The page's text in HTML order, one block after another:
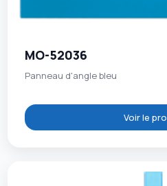
MO-52036
Panneau d'angle bleu
Voir le